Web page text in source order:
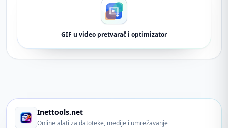
GIF u video pretvarač i optimizator
Inettools.net
Online alati za datoteke, medije i umrežavanje